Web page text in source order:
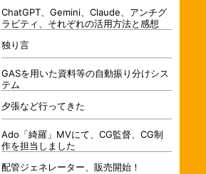
ChatGPT、Gemini、Claude、アンチグ
ラビティ、それぞれの活用方法と感想
独り言
GASを用いた資料等の自動振り分けシス
テム
夕張など行ってきた
Ado「綺羅」MVにて、CG監督、CG制
作を担当しました
配管ジェネレーター、販売開始！